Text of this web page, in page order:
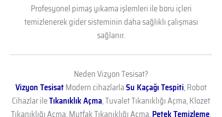
Profesyonel pimaş yıkama işlemleri ile boru içleri
temizlenerek gider sisteminin daha sağlıklı çalışması
sağlanır.
Neden Vizyon Tesisat?
Vizyon TesisatModern cihazlarlaSu Kaçağı Tespiti, Robot
Cihazlar ileTıkanıklık Açma, Tuvalet Tıkanıklığı Açma, Klozet
Tıkanıklığı Açma, Mutfak Tıkanıklığı Açma,Petek Temizleme,